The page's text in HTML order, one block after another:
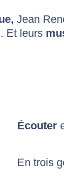
Jean
Et leurs
Écouter
En trois